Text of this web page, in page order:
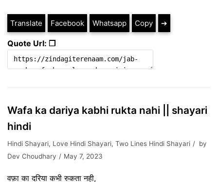
Translate Facebook Whatsapp Copy ➔
Quote Url: ❐
Wafa ka dariya kabhi rukta nahi || shayari
hindi
Hindi Shayari, Love Hindi Shayari, Two Lines Hindi Shayari
by
Dev Choudhary
May 7, 2023
वफ़ा का दरिया कभी रुकता नही,